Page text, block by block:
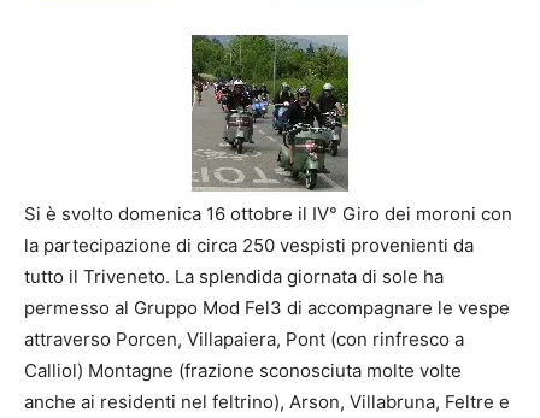
Si è svolto domenica 16 ottobre il IV° Giro dei moroni con
la partecipazione di circa 250 vespisti provenienti da
tutto il Triveneto. La splendida giornata di sole ha
permesso al Gruppo Mod Fel3 di accompagnare le vespe
attraverso Porcen, Villapaiera, Pont (con rinfresco a
Calliol) Montagne (frazione sconosciuta molte volte
anche ai residenti nel feltrino), Arson, Villabruna, Feltre e